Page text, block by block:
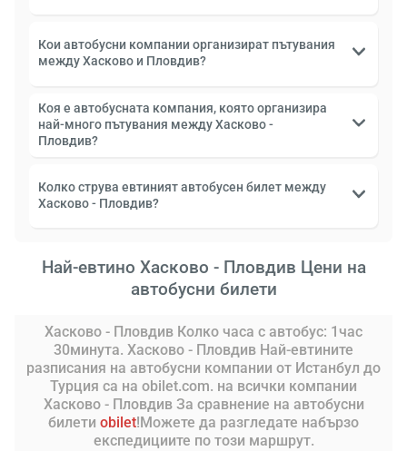
Кои автобусни компании организират пътувания
между Хасково и Пловдив?
Коя е автобусната компания, която организира
най-много пътувания между Хасково -
Пловдив?
Колко струва евтиният автобусен билет между
Хасково - Пловдив?
Най-евтино Хасково - Пловдив Цени на
автобусни билети
Хасково - Пловдив Колко часа с автобус: 1час
30минута. Хасково - Пловдив Най-евтините
разписания на автобусни компании от Истанбул до
Турция са на obilet.com. на всички компании
Хасково - Пловдив За сравнение на автобусни
билети obilet!Можете да разгледате набързо
експедициите по този маршрут.